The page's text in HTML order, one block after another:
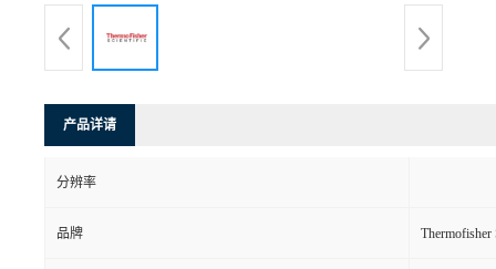
产品详请
分辨率
品牌